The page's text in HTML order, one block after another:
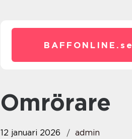
BAFFONLINE.
omrörare
12 januari 2026 admin